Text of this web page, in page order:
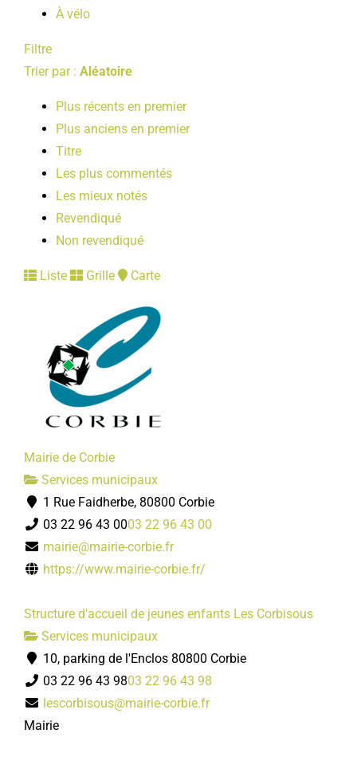
À vélo
Filtre
Trier par : Aléatoire
Plus récents en premier
Plus anciens en premier
Titre
Les plus commentés
Les mieux notés
Revendiqué
Non revendiqué
Liste Grille Carte
Mairie de Corbie
Services municipaux
1 Rue Faidherbe, 80800 Corbie
03 22 96 43 0003 22 96 43 00
mairie@mairie-corbie.fr
https://www.mairie-corbie.fr/
Structure d'accueil de jeunes enfants Les Corbisous
Services municipaux
10, parking de l'Enclos 80800 Corbie
03 22 96 43 9803 22 96 43 98
lescorbisous@mairie-corbie.fr
Mairie